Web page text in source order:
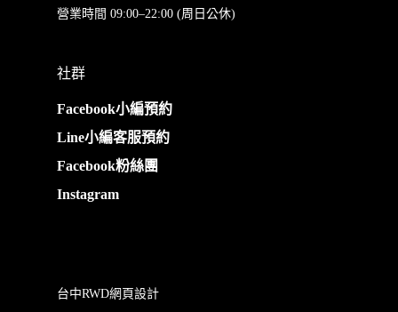
營業時間 09:00–22:00 (周日公休)
社群
Facebook小編預約
Line小編客服預約
Facebook粉絲團
Instagram
台中RWD網頁設計